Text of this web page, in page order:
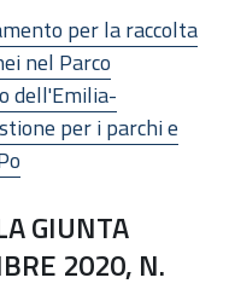
per la raccolta
nel Parco
dell'Emilia-
per i parchi e
GIUNTA
2020, N.